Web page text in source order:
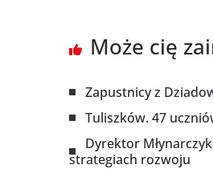
Może cię
Zapustnicy z
Tuliszków. 47
Dyrektor
strategiach rozwoju